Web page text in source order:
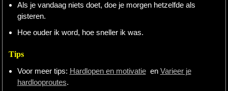
Als je vandaag niets doet, doe je morgen hetzelfde als
gisteren.
Hoe ouder ik word, hoe sneller ik was.
Tips
Voor meer tips: Hardlopen en motivatieen Varieer je
hardlooproutes.